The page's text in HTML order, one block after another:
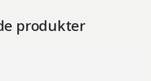
produkter